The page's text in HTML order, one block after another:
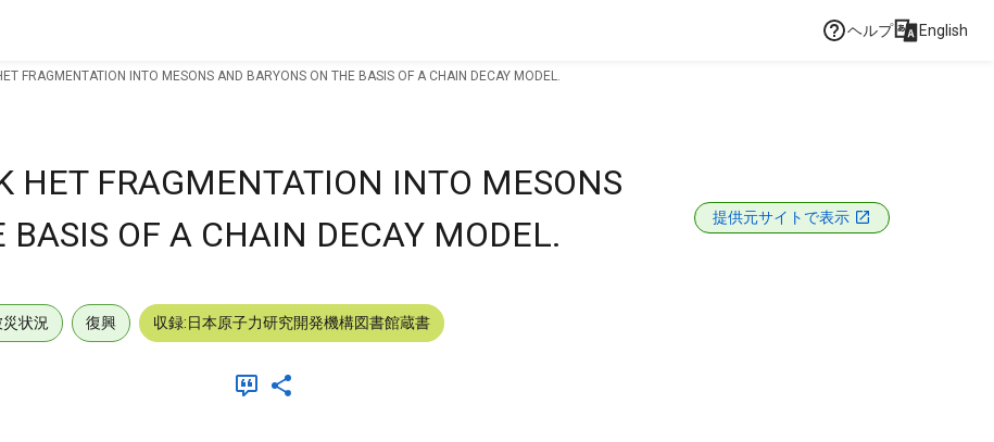
ヘルプ English
FRAGMENTATION INTO MESONS AND BARYONS ON THE BASIS OF A CHAIN DECAY MODEL.
HET FRAGMENTATION INTO MESONS
OF A CHAIN DECAY MODEL.
提供元サイトで表示
状況 復興 収録:日本原子力研究開発機構図書館蔵書